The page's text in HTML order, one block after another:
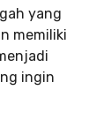
yang
memiliki
ingin